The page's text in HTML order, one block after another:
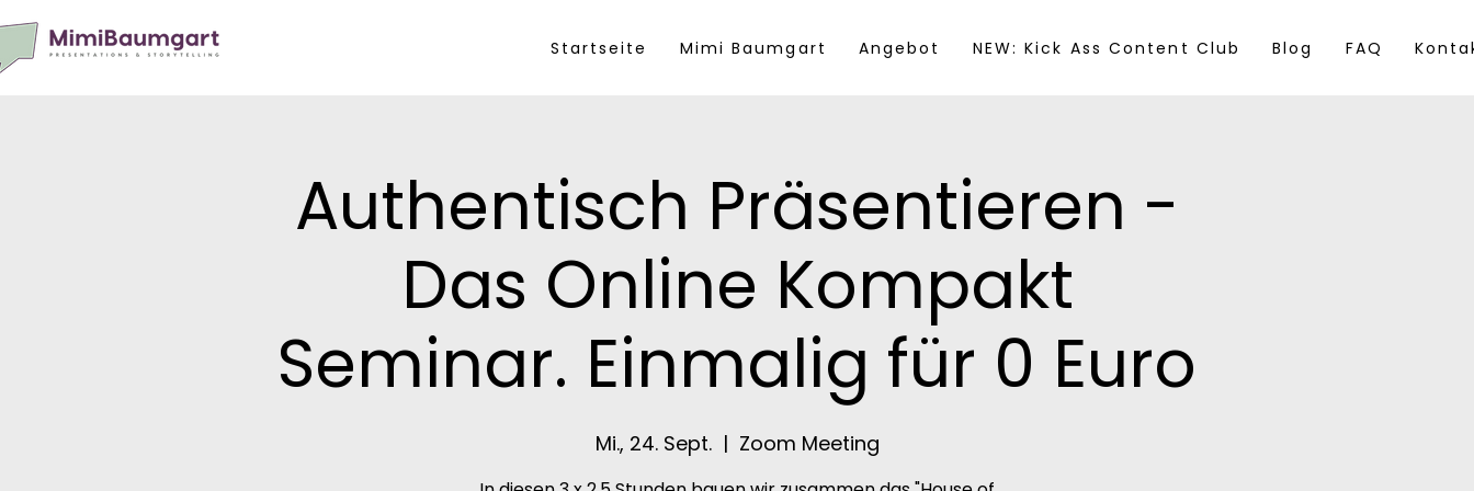
Startseite Mimi Baumgart Angebot NEW: Kick Ass Content Club Blog FAQ
Authentisch Präsentieren -
Das Online Kompakt
Seminar. Einmalig für 0 Euro
Mi., 24. Sept.
  |
Zoom Meeting